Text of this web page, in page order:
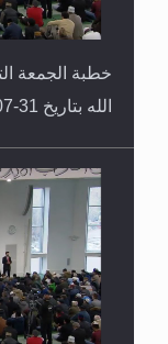
خطبة الجمعة
الله بتاريخ 31-07-2026